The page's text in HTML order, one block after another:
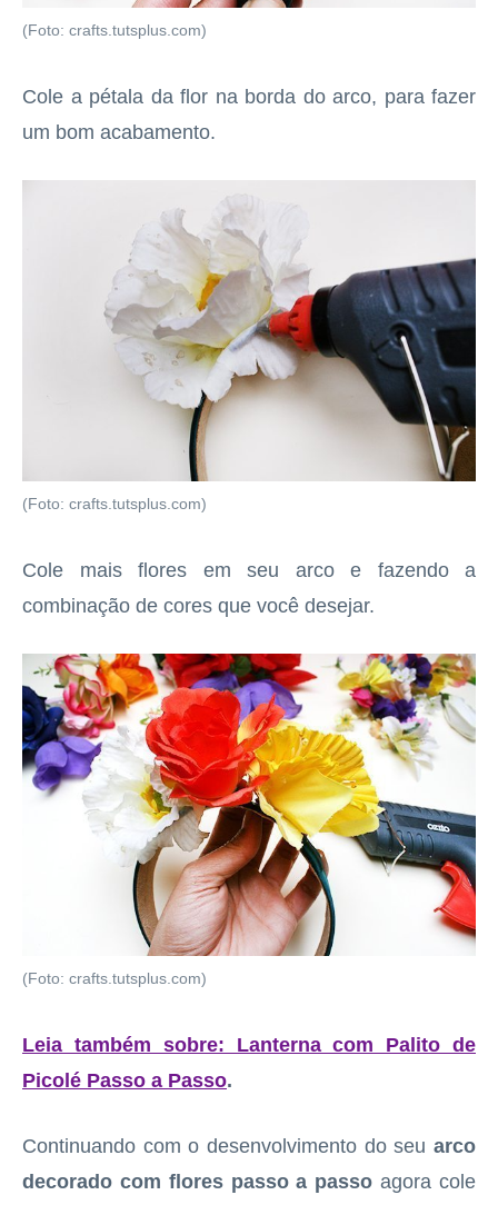
(Foto: crafts.tutsplus.com)
Cole a pétala da flor na borda do arco, para fazer
um bom acabamento.
(Foto: crafts.tutsplus.com)
Cole mais flores em seu arco e fazendo a
combinação de cores que você desejar.
(Foto: crafts.tutsplus.com)
Leia também sobre: Lanterna com Palito de
Picolé Passo a Passo.
Continuando com o desenvolvimento do seu arco
decorado com flores passo a passo agora cole